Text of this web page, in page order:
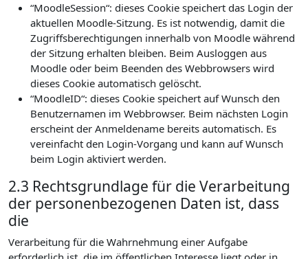
“MoodleSession“: dieses Cookie speichert das Login der
aktuellen Moodle-Sitzung. Es ist notwendig, damit die
Zugriffsberechtigungen innerhalb von Moodle während
der Sitzung erhalten bleiben. Beim Ausloggen aus
Moodle oder beim Beenden des Webbrowsers wird
dieses Cookie automatisch gelöscht.
“MoodleID“: dieses Cookie speichert auf Wunsch den
Benutzernamen im Webbrowser. Beim nächsten Login
erscheint der Anmeldename bereits automatisch. Es
vereinfacht den Login-Vorgang und kann auf Wunsch
beim Login aktiviert werden.
2.3 Rechtsgrundlage für die Verarbeitung
der personenbezogenen Daten ist, dass
die
Verarbeitung für die Wahrnehmung einer Aufgabe